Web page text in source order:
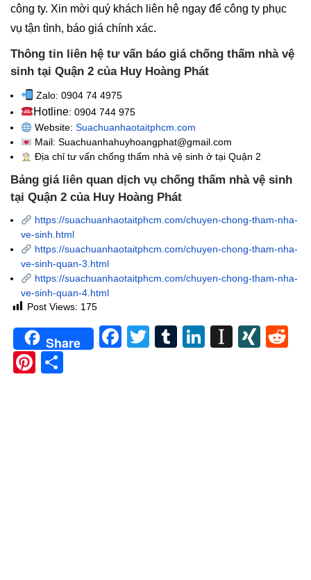
công ty. Xin mời quý khách liên hệ ngay để công ty phục
vụ tận tình, báo giá chính xác.
Thông tin liên hệ tư vấn báo giá chống thấm nhà vệ
sinh tại Quận 2 của Huy Hoàng Phát
Zalo: 0904 74 4975
Hotline: 0904 744 975
Website: Suachuanhaotaitphcm.com
Mail: Suachuanhahuyhoangphat@gmail.com
Địa chỉ tư vấn chống thấm nhà vệ sinh ở tại Quận 2
Bảng giá liên quan dịch vụ chống thấm nhà vệ sinh
tại Quận 2 của Huy Hoàng Phát
https://suachuanhaotaitphcm.com/chuyen-chong-tham-nha-
ve-sinh.html
https://suachuanhaotaitphcm.com/chuyen-chong-tham-nha-
ve-sinh-quan-3.html
https://suachuanhaotaitphcm.com/chuyen-chong-tham-nha-
ve-sinh-quan-4.html
Post Views: 175
Share Facebook
TwitterTumblrLinkedIn
Pinterest